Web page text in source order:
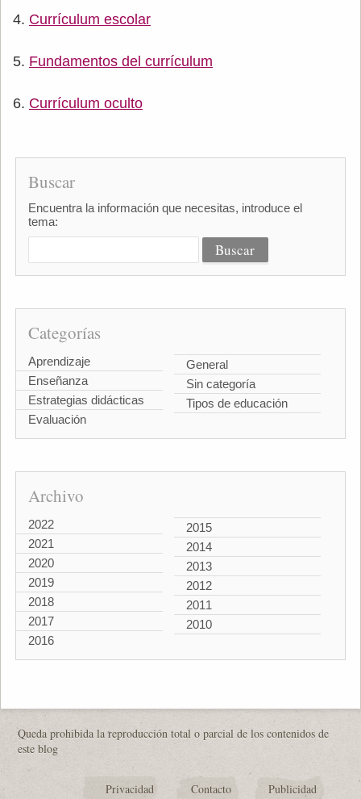
Currículum escolar
Fundamentos del currículum
Currículum oculto
Buscar
Encuentra la información que necesitas, introduce el
tema:
Categorías
Aprendizaje
Enseñanza
Estrategias didácticas
Evaluación
General
Sin categoría
Tipos de educación
Archivo
2022
2021
2020
2019
2018
2017
2016
2015
2014
2013
2012
2011
2010
Queda prohibida la reproducción total o parcial de los contenidos de
este blog
Privacidad Contacto Publicidad